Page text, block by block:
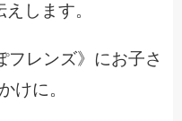
します。
フレンズ》にお子さ
けに。